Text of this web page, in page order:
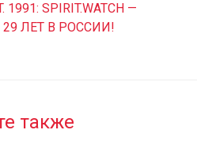
1991: SPIRIT.WATCH —
29 ЛЕТ В РОССИИ!
также